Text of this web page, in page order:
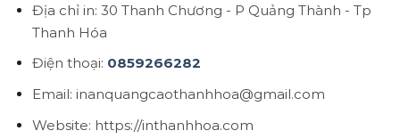
Địa chỉ in: 30 Thanh Chương - P Quảng Thành - Tp
Thanh Hóa
Điện thoại: 0859266282
Email: inanquangcaothanhhoa@gmail.com
Website: https://inthanhhoa.com